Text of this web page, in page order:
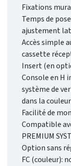
Fixations
Temps de
ajustement
Accès simple
cassette
Insert (en
Console en H
système de
dans la
Facilité de
Compatible
PREMIUM
Option sans
FC (couleur):